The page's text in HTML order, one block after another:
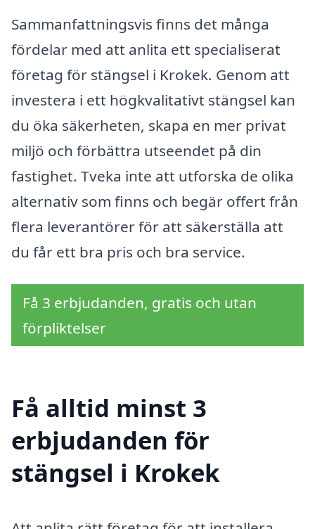
Sammanfattningsvis finns det många
fördelar med att anlita ett specialiserat
företag för stängsel i Krokek. Genom att
investera i ett högkvalitativt stängsel kan
du öka säkerheten, skapa en mer privat
miljö och förbättra utseendet på din
fastighet. Tveka inte att utforska de olika
alternativ som finns och begär offert från
flera leverantörer för att säkerställa att
du får ett bra pris och bra service.
Få 3 erbjudanden, gratis och utan
förpliktelser
Få alltid minst 3
erbjudanden för
stängsel i Krokek